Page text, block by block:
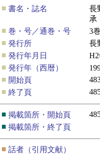
■ 書名・誌名
長
承
■ 巻・号／通巻・号
3
■ 発行所
長
■ 発行年月日
■ 発行年（西暦）
■ 開始頁
■ 終了頁
■ 掲載箇所・開始頁
■ 掲載箇所・終了頁
■ 話者（引用文献）